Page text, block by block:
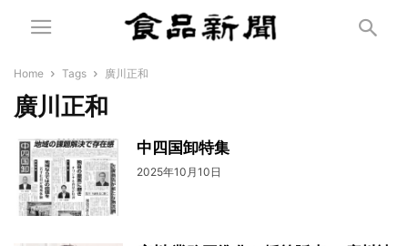
Home Tags 廣川正和
廣川正和
中四国卸特集
2025年10月10日